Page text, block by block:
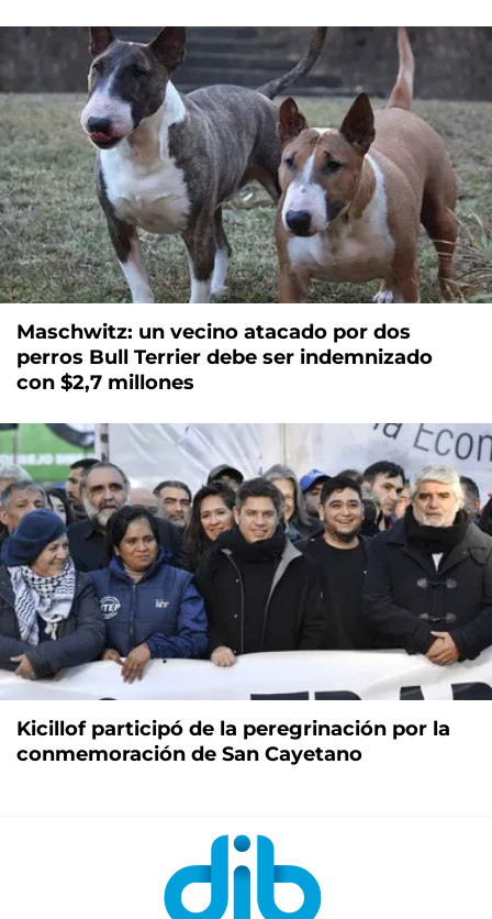
Maschwitz: un vecino atacado por dos
perros Bull Terrier debe ser indemnizado
con $2,7 millones
Kicillof participó de la peregrinación por la
conmemoración de San Cayetano